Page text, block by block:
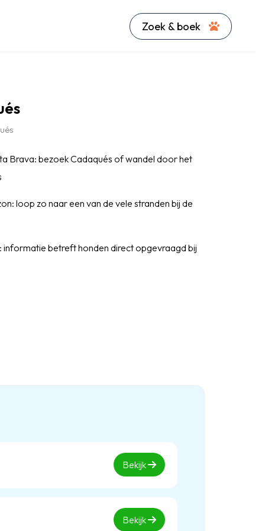
Zoek & boek
Brava: bezoek Cadaqués of wandel door het
loop zo naar een van de vele stranden bij de
betreft honden direct opgevraagd bij
Bekijk
Bekijk